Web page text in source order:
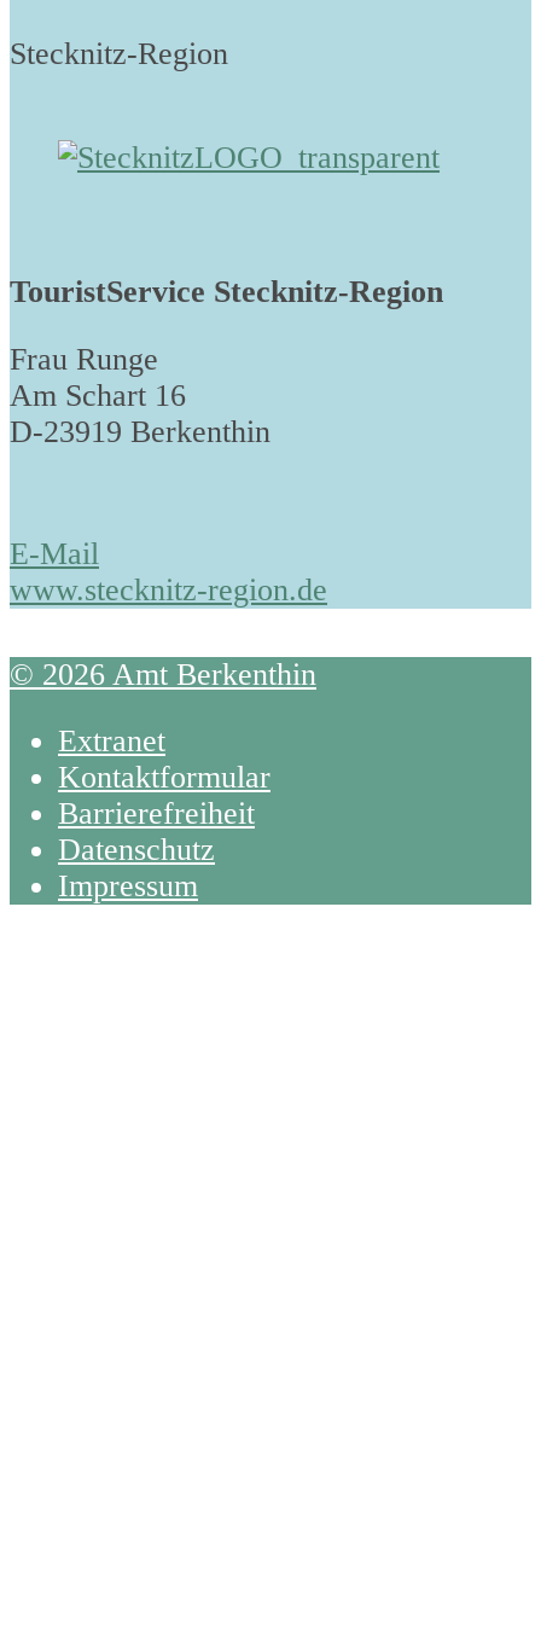
Stecknitz-Region
TouristService Stecknitz-Region
Frau Runge
Am Schart 16
D-23919 Berkenthin
E-Mail
www.stecknitz-region.de
© 2026 Amt Berkenthin
Extranet
Kontaktformular
Barrierefreiheit
Datenschutz
Impressum